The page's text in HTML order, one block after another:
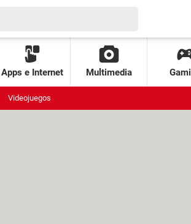
Apps e Internet Multimedia
Videojuegos